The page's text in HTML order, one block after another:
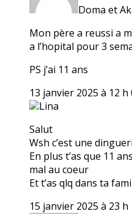
Doma et
Mon père a reussi a
a l’hopital pour 3
PS j’ai 11 ans
13 janvier 2025 à 12 h
Lina
Salut
Wsh c’est une
En plus t’as que 11
mal au coeur
Et t’as qlq dans ta
15 janvier 2025 à 23 h